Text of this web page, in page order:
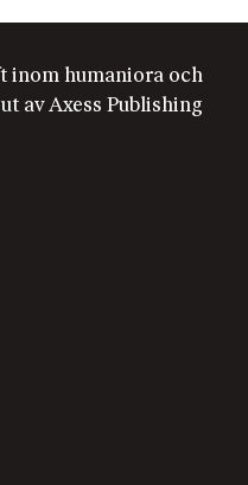
inom humaniora och
av Axess Publishing